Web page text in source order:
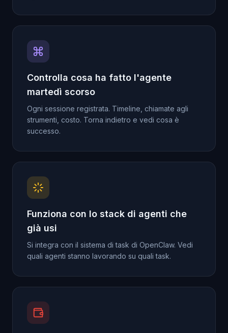
Controlla cosa ha fatto l'agente
martedì scorso
Ogni sessione registrata. Timeline, chiamate agli
strumenti, costo. Torna indietro e vedi cosa è
successo.
Funziona con lo stack di agenti che
già usi
Si integra con il sistema di task di OpenClaw. Vedi
quali agenti stanno lavorando su quali task.